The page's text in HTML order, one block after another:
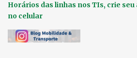
Horários das linhas nos TIs, crie seu
no celular